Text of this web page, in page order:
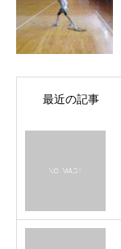
最近の記事